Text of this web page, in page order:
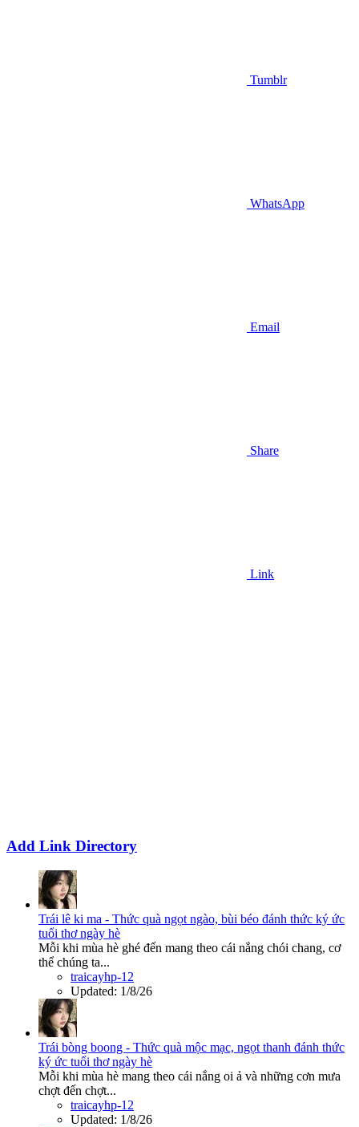
Tumblr
WhatsApp
Email
Share
Link
Add Link Directory
Trái lê ki ma - Thức quà ngọt ngào, bùi béo đánh thức ký ức
tuổi thơ ngày hè
Mỗi khi mùa hè ghé đến mang theo cái nắng chói chang, cơ
thể chúng ta...
traicayhp-12
Updated: 1/8/26
Trái bòng boong - Thức quà mộc mạc, ngọt thanh đánh thức
ký ức tuổi thơ ngày hè
Mỗi khi mùa hè mang theo cái nắng oi ả và những cơn mưa
chợt đến chợt...
traicayhp-12
Updated: 1/8/26